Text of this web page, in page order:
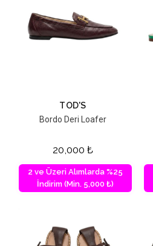
TOD'S
Bordo Deri Loafer
20,000 ₺
2 ve Üzeri Alımlarda %25
İndirim (Min. 5,000 ₺)